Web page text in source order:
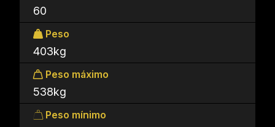
60
Peso
403kg
Peso máximo
538kg
Peso mínimo